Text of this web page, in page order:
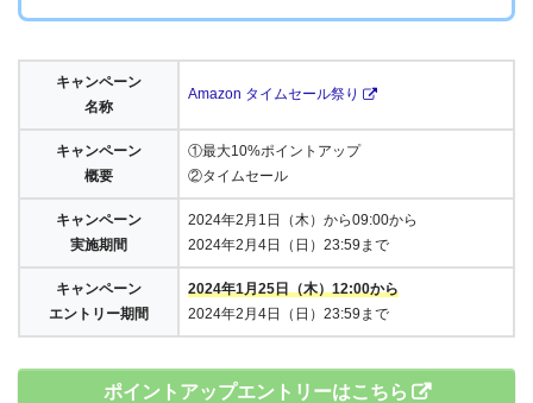
キャンペーン
名称
Amazon タイムセール祭り
キャンペーン
概要
①最大10%ポイントアップ
②タイムセール
キャンペーン
実施期間
2024年2月1日（木）から09:00から
2024年2月4日（日）23:59まで
キャンペーン
エントリー期間
2024年1月25日（木）12:00から
2024年2月4日（日）23:59まで
ポイントアップエントリーはこちら